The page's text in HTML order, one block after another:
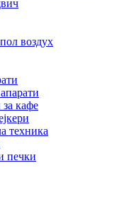
воздух
кафе
техника
печки